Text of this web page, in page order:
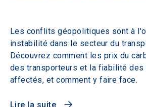
Les conflits géopolitiques sont à
instabilité dans le secteur du
Découvrez comment les prix du
des transporteurs et la fiabilité des
affectés, et comment y faire face.
Lire la suite